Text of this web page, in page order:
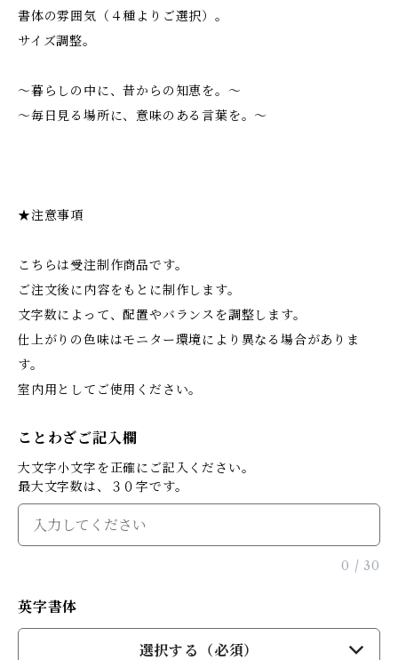
書体の雰囲気（４種よりご選択）。
サイズ調整。
～暮らしの中に、昔からの知恵を。～
～毎日見る場所に、意味のある言葉を。～
★注意事項
こちらは受注制作商品です。
ご注文後に内容をもとに制作します。
文字数によって、配置やバランスを調整します。
仕上がりの色味はモニター環境により異なる場合がありま
す。
室内用としてご使用ください。
ことわざご記入欄
大文字小文字を正確にご記入ください。
最大文字数は、３０字です。
0 / 30
英字書体
選択する（必須）